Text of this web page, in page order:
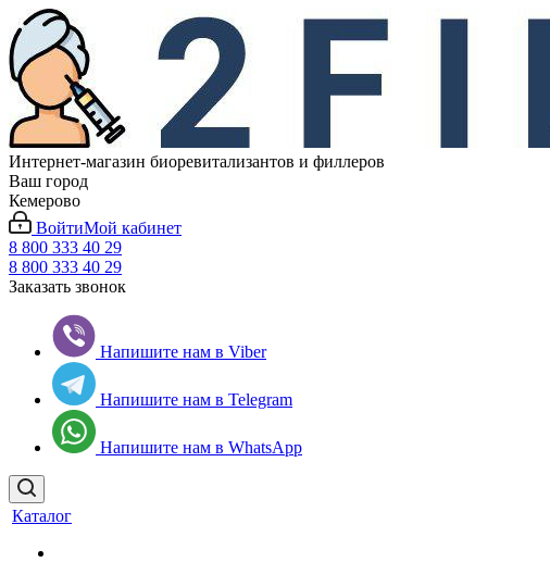
Интернет-магазин биоревитализантов и филлеров
Ваш город
Кемерово
ВойтиМой кабинет
8 800 333 40 29
8 800 333 40 29
Заказать звонок
Напишите нам в Viber
Напишите нам в Telegram
Напишите нам в WhatsApp
Каталог